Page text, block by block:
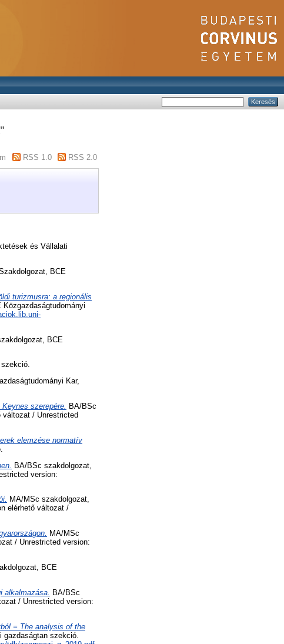
RSS 1.0 RSS 2.0
és Vállalati
BCE
turizmusra: a regionális
BCE
Kar,
szerepére.
BA/BSc
változat / Unrestricted
elemzése normatív
BA/BSc szakdolgozat,
version:
MA/MSc szakdolgozat,
elérhető változat /
MA/MSc
/ Unrestricted version:
BCE
alkalmazása.
BA/BSc
/ Unrestricted version:
= The analysis of the
szekció.